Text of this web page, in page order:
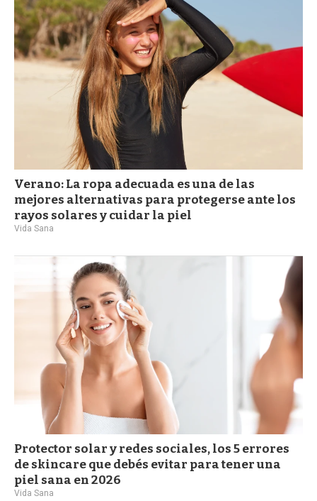
Verano: La ropa adecuada es una de las
mejores alternativas para protegerse ante los
rayos solares y cuidar la piel
Vida Sana
Protector solar y redes sociales, los 5 errores
de skincare que debés evitar para tener una
piel sana en 2026
Vida Sana